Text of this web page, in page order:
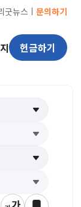
굿뉴스 ㅣ 문의하기
헌금하기